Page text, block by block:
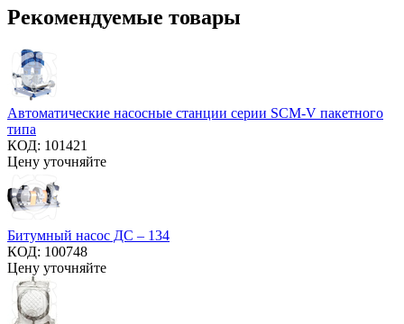
Рекомендуемые товары
Автоматические насосные станции серии SCM-V пакетного
типа
КОД: 101421
Цену уточняйте
Битумный насос ДС – 134
КОД: 100748
Цену уточняйте